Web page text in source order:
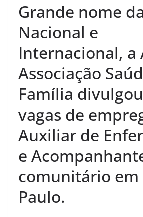
Grande nome
Nacional e
Internacional, a
Associação
Família
vagas de
Auxiliar de
e
comunitário em
Paulo.